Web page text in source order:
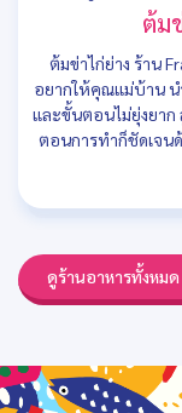
ต้ม
ต้มข่าไก่ย่าง ร้าน
อยากให้คุณแม่บ้าน น
และขั้นตอนไม่ยุ่งยา
ตอนการทำก็ชัดเจน
ดูร้านอาหารทั้งหมด